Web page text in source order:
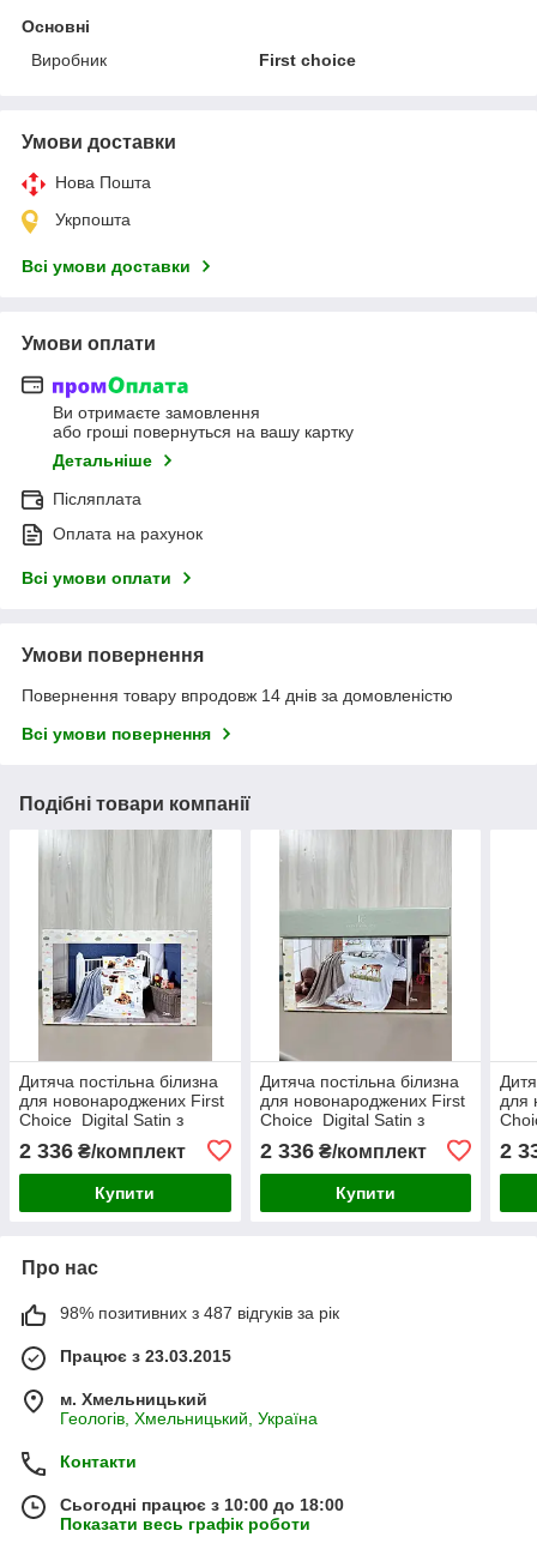
Основні
Виробник
First choice
Умови доставки
Нова Пошта
Укрпошта
Всі умови доставки
Умови оплати
Ви отримаєте замовлення
або гроші повернуться на вашу картку
Детальніше
Післяплата
Оплата на рахунок
Всі умови оплати
Умови повернення
Повернення товару впродовж 14 днів за домовленістю
Всі умови повернення
Подібні товари компанії
Дитяча постільна білизна
для новонароджених First
Choice Digital Satin з
2 336 ₴/комплект
Купити
Дитяча постільна білизна
для новонароджених First
Choice Digital Satin з
2 336₴/комплект
Купити
для
2
Про нас
98% позитивних з 487 відгуків за рік
Працює з 23.03.2015
м. Хмельницький
Геологів, Хмельницький, Україна
Контакти
Сьогодні працює з 10:00 до 18:00
Показати весь графік роботи